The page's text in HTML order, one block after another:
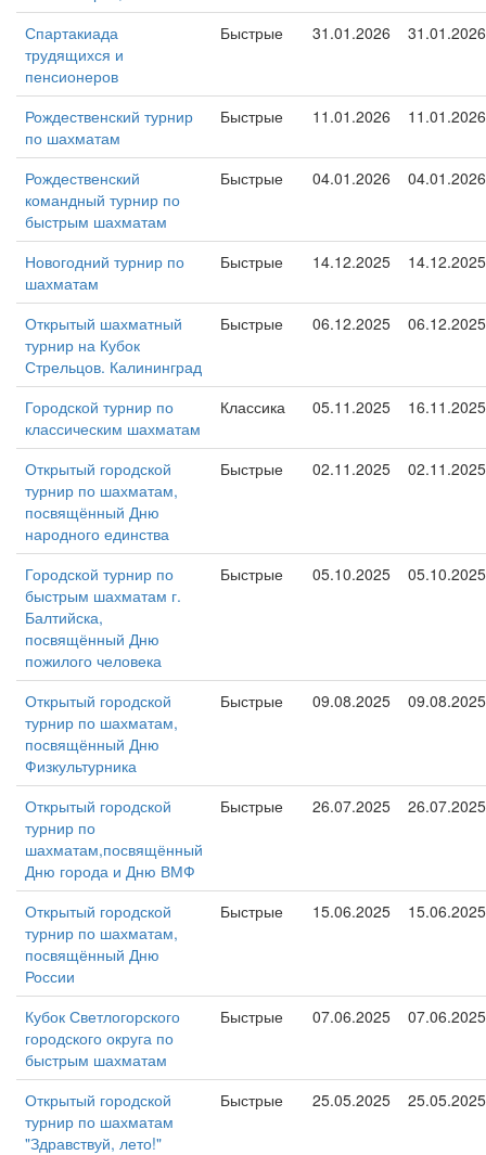
Спартакиада
трудящихся и
пенсионеров
Быстрые 31.01.2026 31.01.2026
Рождественский турнир
по шахматам
Быстрые 11.01.2026 11.01.2026
Рождественский
командный турнир по
быстрым шахматам
Быстрые 04.01.2026 04.01.2026
Новогодний турнир по
шахматам
Быстрые 14.12.2025 14.12.2025
Открытый шахматный
турнир на Кубок
Стрельцов. Калининград
Быстрые 06.12.2025 06.12.2025
Городской турнир по
классическим шахматам
Классика 05.11.2025 16.11.2025
Открытый городской
турнир по шахматам,
посвящённый Дню
народного единства
Быстрые 02.11.2025 02.11.2025
Городской турнир по
быстрым шахматам г.
Балтийска,
посвящённый Дню
пожилого человека
Быстрые 05.10.2025 05.10.2025
Открытый городской
турнир по шахматам,
посвящённый Дню
Физкультурника
Быстрые 09.08.2025 09.08.2025
Открытый городской
турнир по
шахматам,посвящённый
Дню города и Дню ВМФ
Быстрые 26.07.2025 26.07.2025
Открытый городской
турнир по шахматам,
посвящённый Дню
России
Быстрые 15.06.2025 15.06.2025
Кубок Светлогорского
городского округа по
быстрым шахматам
Быстрые 07.06.2025 07.06.2025
Открытый городской
турнир по шахматам
"Здравствуй, лето!"
Быстрые 25.05.2025 25.05.2025